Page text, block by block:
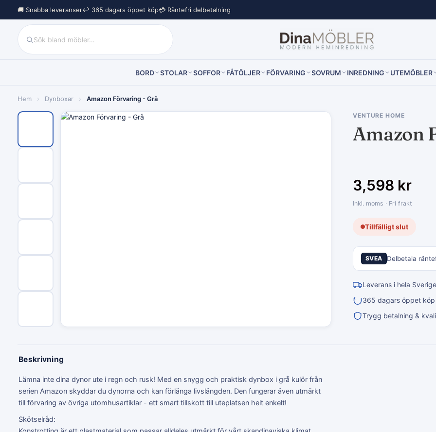
🚚 Snabba leveranser↩︎ 365 dagars öppet köp💳 Räntefri delbetalning
BORD STOLAR SOFFOR FÅTÖLJER FÖRVARING SOVRUM INREDNING UTEMÖBLER
Hem › Dynboxar › Amazon Förvaring - Grå
VENTURE HOME
Amazon
3,598 kr
Inkl. moms · Fri frakt
Tillfälligt slut
SVEA Delbetala
Leverans i hela Sverige
365 dagars öppet
Trygg betalning &
Beskrivning
Lämna inte dina dynor ute i regn och rusk! Med en snygg och praktisk dynbox i grå kulör från
serien Amazon skyddar du dynorna och kan förlänga livslängden. Den fungerar även utmärkt
till förvaring av övriga utomhusartiklar - ett smart tillskott till uteplatsen helt enkelt!
Skötselråd: